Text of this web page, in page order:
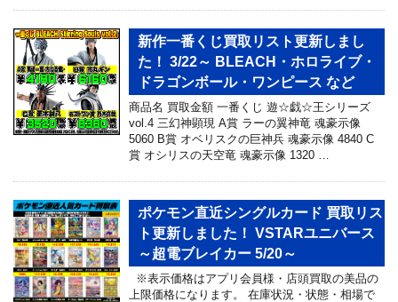
新作一番くじ買取リスト更新しまし
た！ 3/22～ BLEACH・ホロライブ・
ドラゴンボール・ワンピース など
商品名 買取金額 一番くじ 遊☆戯☆王シリーズ
vol.4 三幻神顕現 A賞 ラーの翼神竜 魂豪示像
5060 B賞 オベリスクの巨神兵 魂豪示像 4840 C
賞 オシリスの天空竜 魂豪示像 1320 …
ポケモン直近シングルカード 買取リス
ト更新しました！ VSTARユニバース
～超電ブレイカー 5/20～
※表示価格はアプリ会員様・店頭買取の美品の
上限価格になります。 在庫状況・状態・相場で